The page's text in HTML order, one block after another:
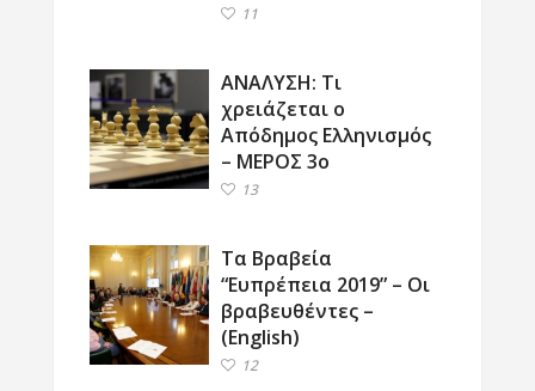
11
ΑΝΑΛΥΣΗ: Τι
χρειάζεται ο
Απόδημος Ελληνισμός
– ΜΕΡΟΣ 3ο
13
Τα Βραβεία
“Ευπρέπεια 2019” – Οι
βραβευθέντες –
(English)
12